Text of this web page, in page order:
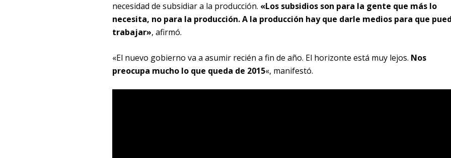
necesidad de subsidiar a la producción. «Los subsidios son para la gente que más lo
necesita, no para la producción. A la producción hay que darle medios para que
trabajar», afirmó.
«El nuevo gobierno va a asumir recién a fin de año. El horizonte está muy lejos. Nos
preocupa mucho lo que queda de 2015«, manifestó.